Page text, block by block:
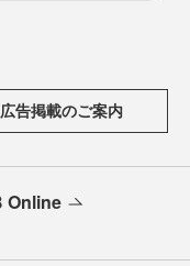
広告掲載のご案内
Online